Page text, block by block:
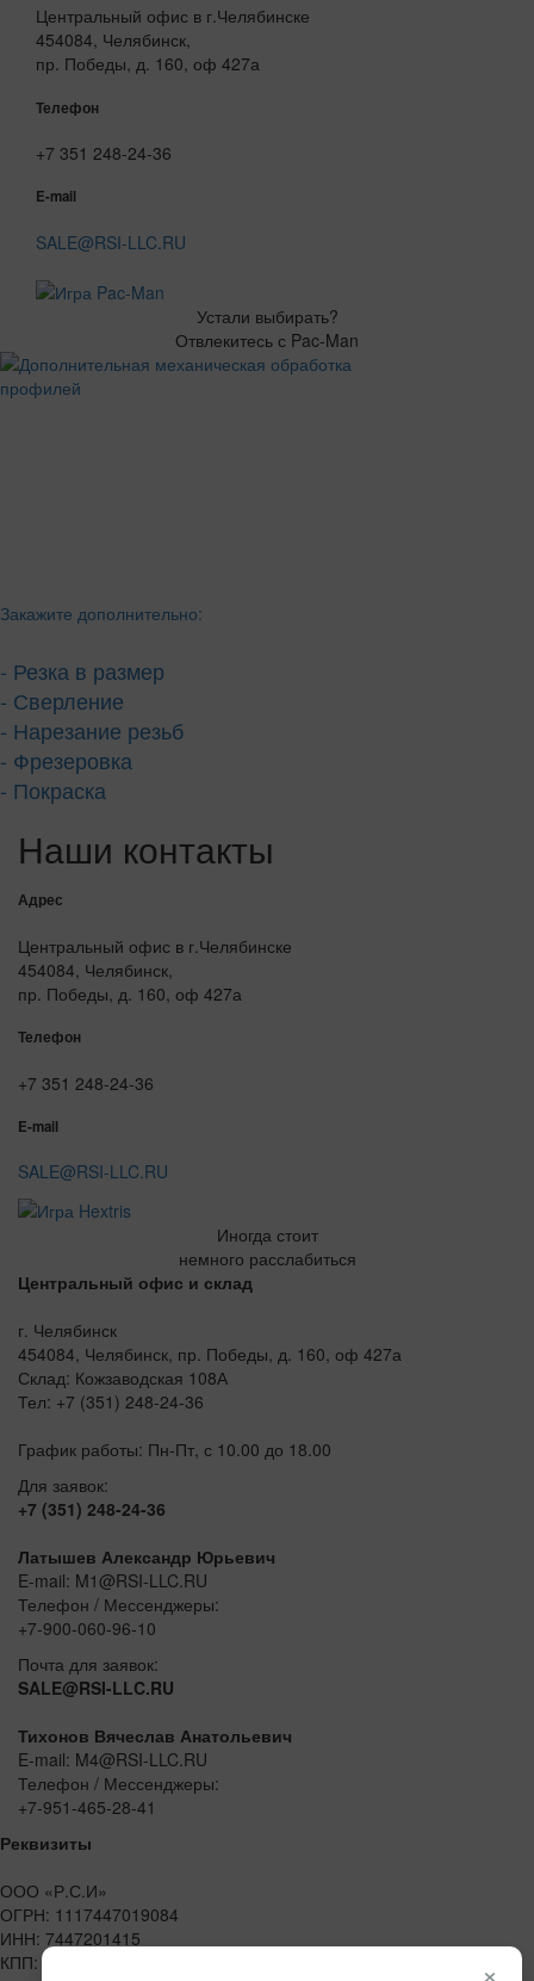
Центральный офис в г.Челябинске
454084, Челябинск,
пр. Победы, д. 160, оф 427а
Телефон
+7 351 248-24-36
E-mail
SALE@RSI-LLC.RU
Устали выбирать?
Отвлекитесь с Pac-Man
Закажите дополнительно:
- Резка в размер
- Сверление
- Нарезание резьб
- Фрезеровка
- Покраска
Наши контакты
Адрес
Центральный офис в г.Челябинске
454084, Челябинск,
пр. Победы, д. 160, оф 427а
Телефон
+7 351 248-24-36
E-mail
SALE@RSI-LLC.RU
Иногда стоит
немного расслабиться
Центральный офис и склад
г. Челябинск
454084, Челябинск, пр. Победы, д. 160, оф 427а
Склад: Кожзаводская 108А
Тел: +7 (351) 248-24-36
График работы: Пн-Пт, с 10.00 до 18.00
Для заявок:
+7 (351) 248-24-36
Латышев Александр Юрьевич
E-mail: M1@RSI-LLC.RU
Телефон / Мессенджеры:
+7-900-060-96-10
Почта для заявок:
SALE@RSI-LLC.RU
Тихонов Вячеслав Анатольевич
E-mail: M4@RSI-LLC.RU
Телефон / Мессенджеры:
+7-951-465-28-41
Реквизиты
ООО «Р.С.И»
ОГРН: 1117447019084
ИНН: 7447201415
КПП: 744701001
×